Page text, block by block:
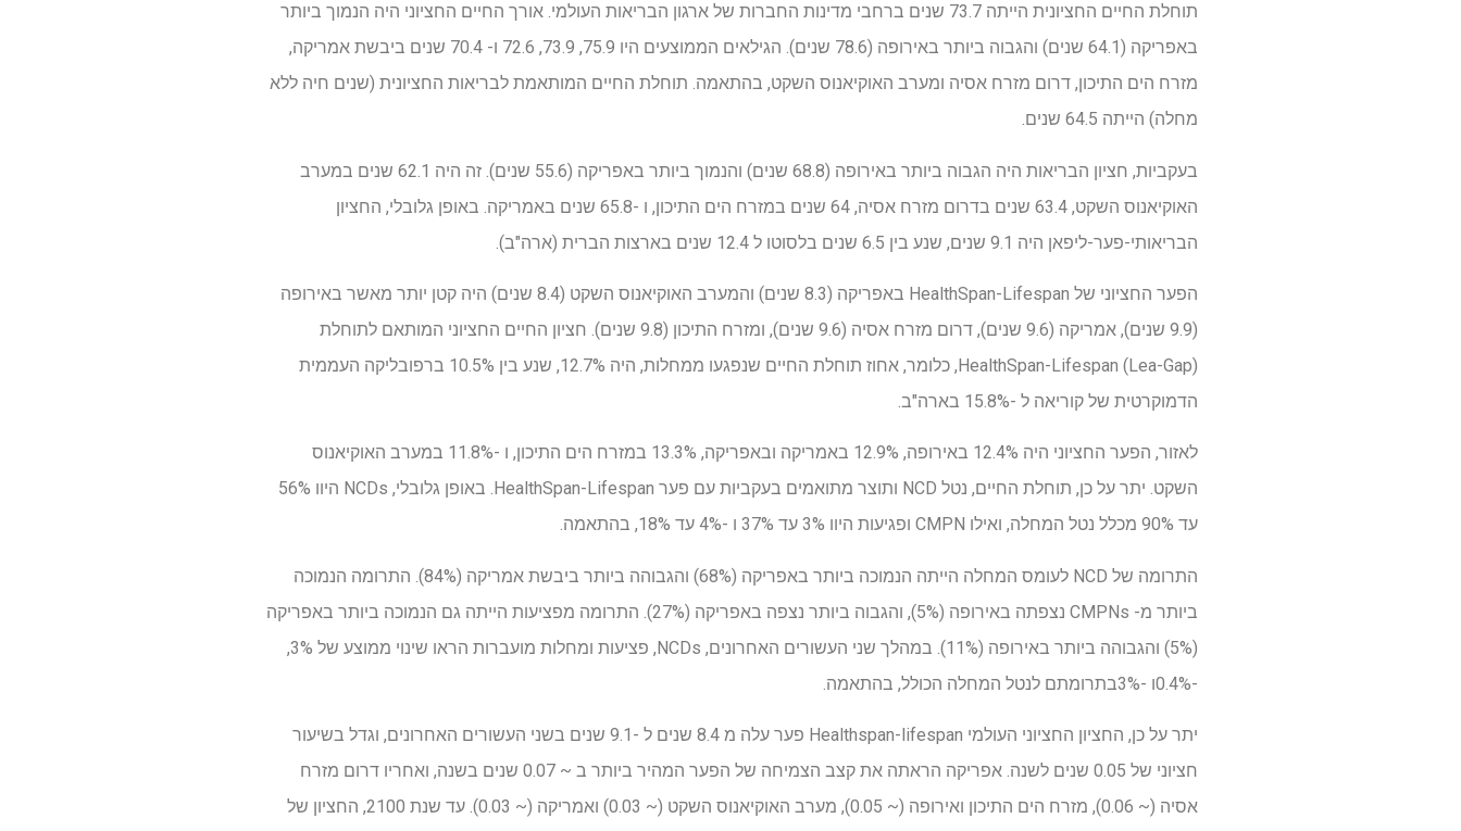
תוחלת החיים החציונית הייתה 73.7 שנים ברחבי מדינות החברות של ארגון הבריאות העולמי. אורך החיים החציוני היה הנמוך ביותר
באפריקה (64.1 שנים) והגבוה ביותר באירופה (78.6 שנים). הגילאים הממוצעים היו 75.9, 73.9, 72.6 ו- 70.4 שנים ביבשת אמריקה,
מזרח הים התיכון, דרום מזרח אסיה ומערב האוקיאנוס השקט, בהתאמה. תוחלת החיים המותאמת לבריאות החציונית (שנים חיה ללא
מחלה) הייתה 64.5 שנים.
בעקביות, חציון הבריאות היה הגבוה ביותר באירופה (68.8 שנים) והנמוך ביותר באפריקה (55.6 שנים). זה היה 62.1 שנים במערב
האוקיאנוס השקט, 63.4 שנים בדרום מזרח אסיה, 64 שנים במזרח הים התיכון, ו -65.8 שנים באמריקה. באופן גלובלי, החציון
הבריאותי-פער-ליפאן היה 9.1 שנים, שנע בין 6.5 שנים בלסוטו ל 12.4 שנים בארצות הברית (ארה"ב).
הפער החציוני של HealthSpan-Lifespan באפריקה (8.3 שנים) והמערב האוקיאנוס השקט (8.4 שנים) היה קטן יותר מאשר באירופה
(9.9 שנים), אמריקה (9.6 שנים), דרום מזרח אסיה (9.6 שנים), ומזרח התיכון (9.8 שנים). חציון החיים החציוני המותאם לתוחלת
HealthSpan-Lifespan (Lea-Gap), כלומר, אחוז תוחלת החיים שנפגעו ממחלות, היה 12.7%, שנע בין 10.5% ברפובליקה העממית
הדמוקרטית של קוריאה ל -15.8% בארה"ב.
לאזור, הפער החציוני היה 12.4% באירופה, 12.9% באמריקה ובאפריקה, 13.3% במזרח הים התיכון, ו -11.8% במערב האוקיאנוס
השקט. יתר על כן, תוחלת החיים, נטל NCD ותוצר מתואמים בעקביות עם פער HealthSpan-Lifespan. באופן גלובלי, NCDs היוו 56%
עד 90% מכלל נטל המחלה, ואילו CMPN ופגיעות היוו 3% עד 37% ו -4% עד 18%, בהתאמה.
התרומה של NCD לעומס המחלה הייתה הנמוכה ביותר באפריקה (68%) והגבוהה ביותר ביבשת אמריקה (84%). התרומה הנמוכה
ביותר מ- CMPNs נצפתה באירופה (5%), והגבוה ביותר נצפה באפריקה (27%). התרומה מפציעות הייתה גם הנמוכה ביותר באפריקה
(5%) והגבוהה ביותר באירופה (11%). במהלך שני העשורים האחרונים, NCDs, פציעות ומחלות מועברות הראו שינוי ממוצע של 3%,
-0.4%ו -3%בתרומתם לנטל המחלה הכולל, בהתאמה.
יתר על כן, החציון החציוני העולמי Healthspan-lifespan פער עלה מ 8.4 שנים ל -9.1 שנים בשני העשורים האחרונים, וגדל בשיעור
חציוני של 0.05 שנים לשנה. אפריקה הראתה את קצב הצמיחה של הפער המהיר ביותר ב ~ 0.07 שנים בשנה, ואחריו דרום מזרח
אסיה (~ 0.06), מזרח הים התיכון ואירופה (~ 0.05), מערב האוקיאנוס השקט (~ 0.03) ואמריקה (~ 0.03). עד שנת 2100, החציון של